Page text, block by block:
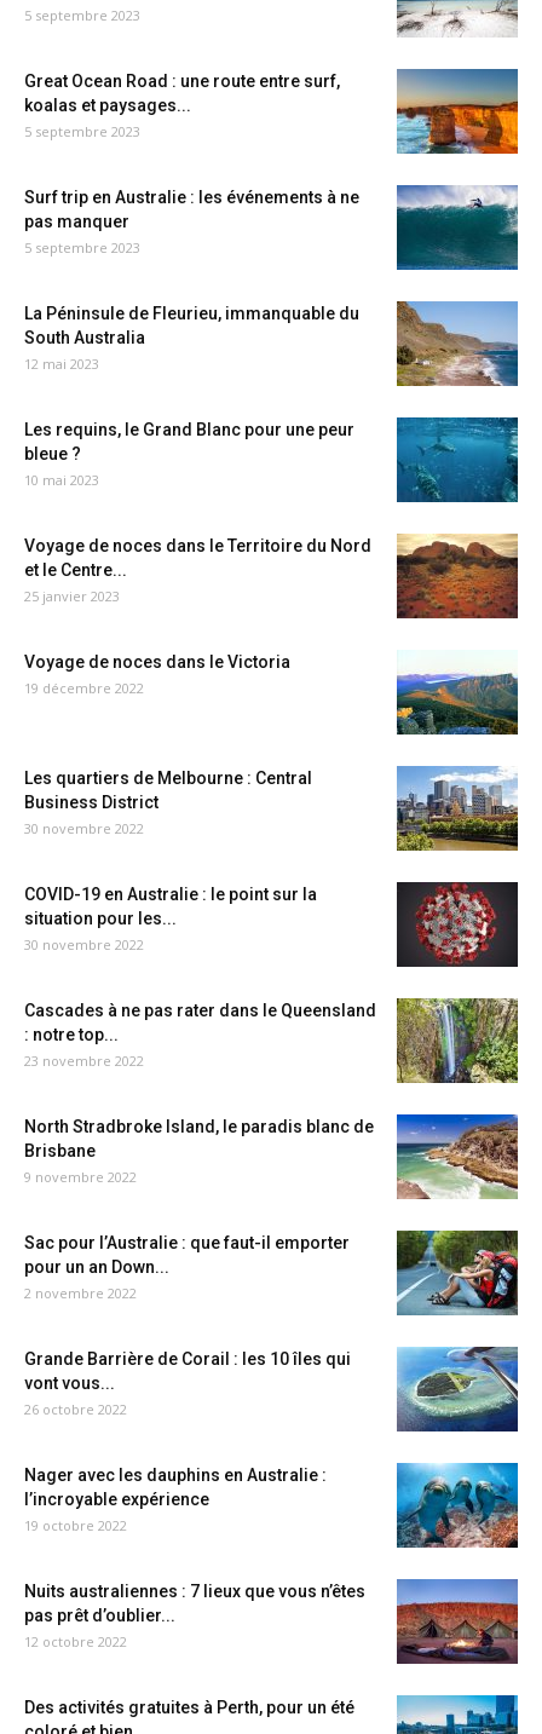
5 septembre 2023
Great Ocean Road : une route entre surf,
koalas et paysages...
5 septembre 2023
Surf trip en Australie : les événements à ne
pas manquer
5 septembre 2023
La Péninsule de Fleurieu, immanquable du
South Australia
12 mai 2023
Les requins, le Grand Blanc pour une peur
bleue ?
10 mai 2023
Voyage de noces dans le Territoire du Nord
et le Centre...
25 janvier 2023
Voyage de noces dans le Victoria
19 décembre 2022
Les quartiers de Melbourne : Central
Business District
30 novembre 2022
COVID-19 en Australie : le point sur la
situation pour les...
30 novembre 2022
Cascades à ne pas rater dans le Queensland
: notre top...
23 novembre 2022
North Stradbroke Island, le paradis blanc de
Brisbane
9 novembre 2022
Sac pour l’Australie : que faut-il emporter
pour un an Down...
2 novembre 2022
Grande Barrière de Corail : les 10 îles qui
vont vous...
26 octobre 2022
Nager avec les dauphins en Australie :
l’incroyable expérience
19 octobre 2022
Nuits australiennes : 7 lieux que vous n’êtes
pas prêt d’oublier...
12 octobre 2022
Des activités gratuites à Perth, pour un été